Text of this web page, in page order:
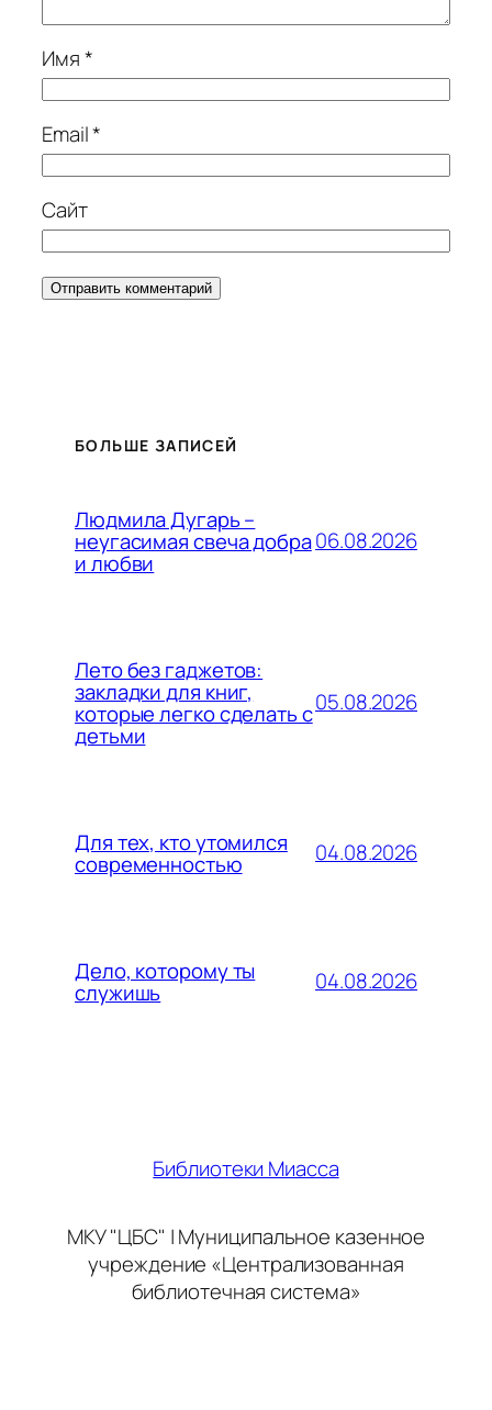
Имя*
Email*
Сайт
БОЛЬШЕ ЗАПИСЕЙ
Людмила Дугарь –
неугасимая свеча добра
и любви
06.08.2026
Лето без гаджетов:
закладки для книг,
которые легко сделать с
детьми
05.08.2026
Для тех, кто утомился
современностью 04.08.2026
Дело, которому ты
служишь 04.08.2026
Библиотеки Миасса
МКУ "ЦБС" | Муниципальное казенное
учреждение «Централизованная
библиотечная система»